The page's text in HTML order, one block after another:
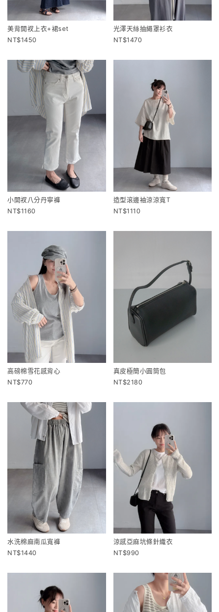
美背開衩上衣+裙set
1450
光澤天絲抽繩罩衫衣
1470
小開衩八分丹寧褲
1160
造型滾邊袖涼涼寬T
1110
高磅棉雪花感背心
770
真皮極簡小圓筒包
2180
水洗棉麻南瓜寬褲
1440
涼感亞麻坑條針織衣
990